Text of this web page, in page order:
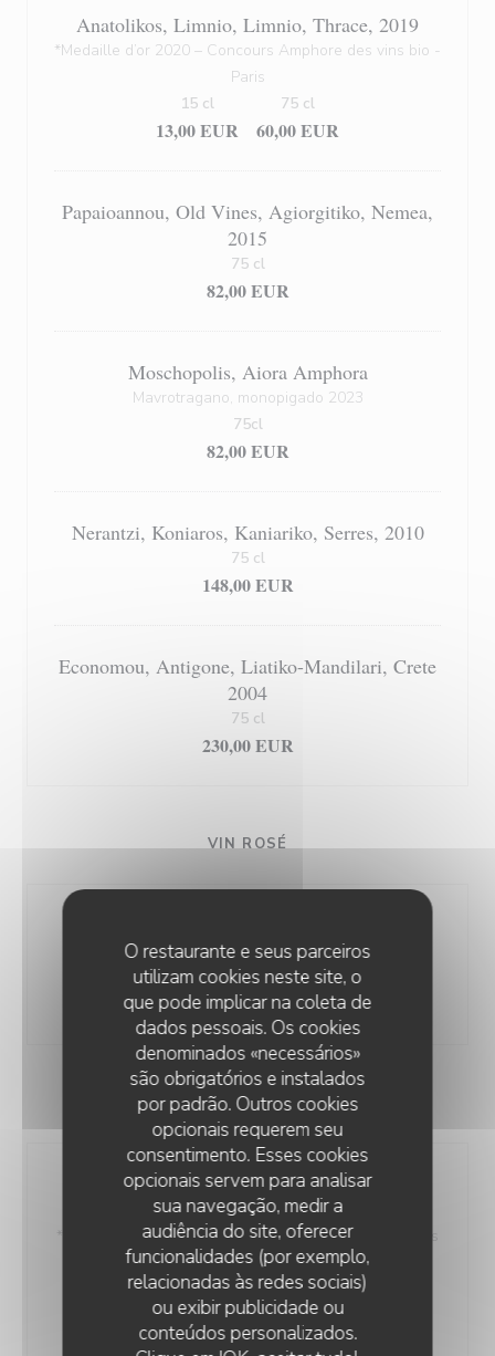
O restaurante e seus parceiros
utilizam cookies neste site, o
que pode implicar na coleta de
dados pessoais. Os cookies
denominados «necessários»
são obrigatórios e instalados
por padrão. Outros cookies
opcionais requerem seu
consentimento. Esses cookies
opcionais servem para analisar
sua navegação, medir a
audiência do site, oferecer
funcionalidades (por exemplo,
relacionadas às redes sociais)
ou exibir publicidade ou
conteúdos personalizados.
Anatolikos, Limnio, Limnio, Thrace, 2019
*Medaille d’or 2020 – Concours Amphore des vins bio -
Paris
13,00 EUR
15 cl
60,00 EUR
75 cl
Papaioannou, Old Vines, Agiorgitiko, Nemea,
2015
82,00 EUR
75 cl
Moschopolis, Aiora Amphora
Mavrotragano, monopigado 2023
82,00 EUR
75cl
Nerantzi, Koniaros, Kaniariko, Serres, 2010
148,00 EUR
75 cl
Economou, Antigone, Liatiko-Mandilari, Crete
2004
230,00 EUR
75 cl
VIN ROSÉ
Monopigado 2023
9,00 EUR
15 cl
48,00 EUR
75 cl
VIN ORANGE
Anatolikos, Natural Orange, Assyrtiko-
Malagousia, Thrace 2019
*Medaille d’argent 2020 – Concours Amphore des vins
bio – Paris
65,00 EUR
75 cl